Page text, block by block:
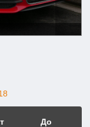
До